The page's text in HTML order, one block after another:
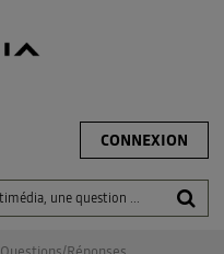
CONNEXION